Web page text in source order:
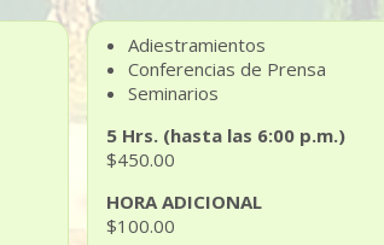
Adiestramientos
Conferencias de Prensa
Seminarios
5 Hrs. (hasta las 6:00 p.m.)
$450.00
HORA ADICIONAL
$100.00